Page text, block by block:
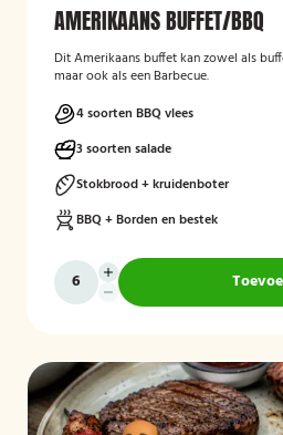
AMERIKAANS BUFFET/BBQ
Dit Amerikaans buffet kan zowel als
maar ook als een Barbecue.
4 soorten BBQ vlees
3 soorten salade
Stokbrood + kruidenboter
BBQ + Borden en bestek